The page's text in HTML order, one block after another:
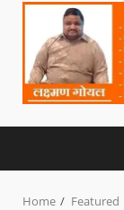
Home Featured